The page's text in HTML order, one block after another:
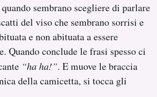
sembrano scegliere di parlare
del viso che sembrano sorrisi e
e non abituata a essere
Quando conclude le frasi spesso ci
“ha ha!”. E muove le braccia
della camicetta, si tocca gli